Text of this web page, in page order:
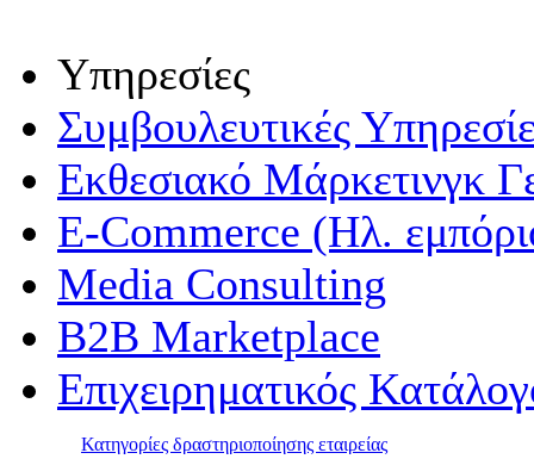
Υπηρεσίες
Συμβουλευτικές
Εκθεσιακό Μάρκετινγκ
E-Commerce (Ηλ.
Media Consulting
B2B Marketplace
Επιχειρηματικός
Κατηγορίες δραστηριοποίησης εταιρείας